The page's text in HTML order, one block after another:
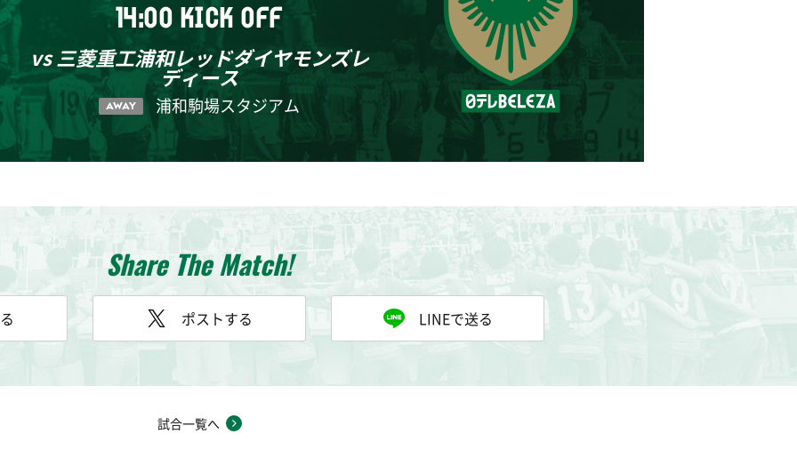
14:00 KICK OFF
vs 三菱重工浦和レッドダイヤモンズレ
ディース
AWAY 浦和駒場スタジアム
Share The Match!
ポストする LINEで送る
試合一覧へ